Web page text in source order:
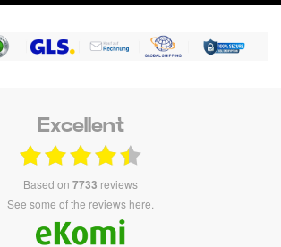
Excellent
based on 7733 reviews
see some of the reviews here.